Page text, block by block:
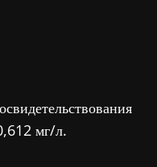
мг/л.